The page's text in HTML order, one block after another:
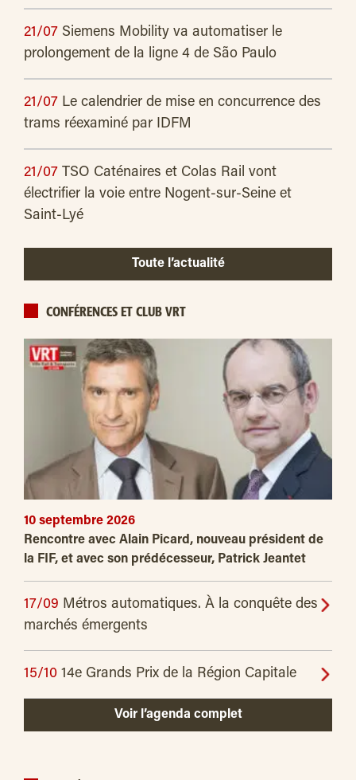
21/07 Siemens Mobility va automatiser le
prolongement de la ligne 4 de São Paulo
21/07 Le calendrier de mise en concurrence des
trams réexaminé par IDFM
21/07 TSO Caténaires et Colas Rail vont
électrifier la voie entre Nogent-sur-Seine et
Saint-Lyé
Toute l’actualité
CONFÉRENCES ET CLUB VRT
10 septembre 2026
Rencontre avec Alain Picard, nouveau président de
la FIF, et avec son prédécesseur, Patrick Jeantet
17/09 Métros automatiques. À la conquête des
marchés émergents
15/10 14e Grands Prix de la Région Capitale
Voir l’agenda complet